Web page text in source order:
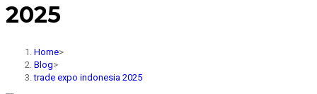
2025
Home>
Blog>
trade expo indonesia 2025